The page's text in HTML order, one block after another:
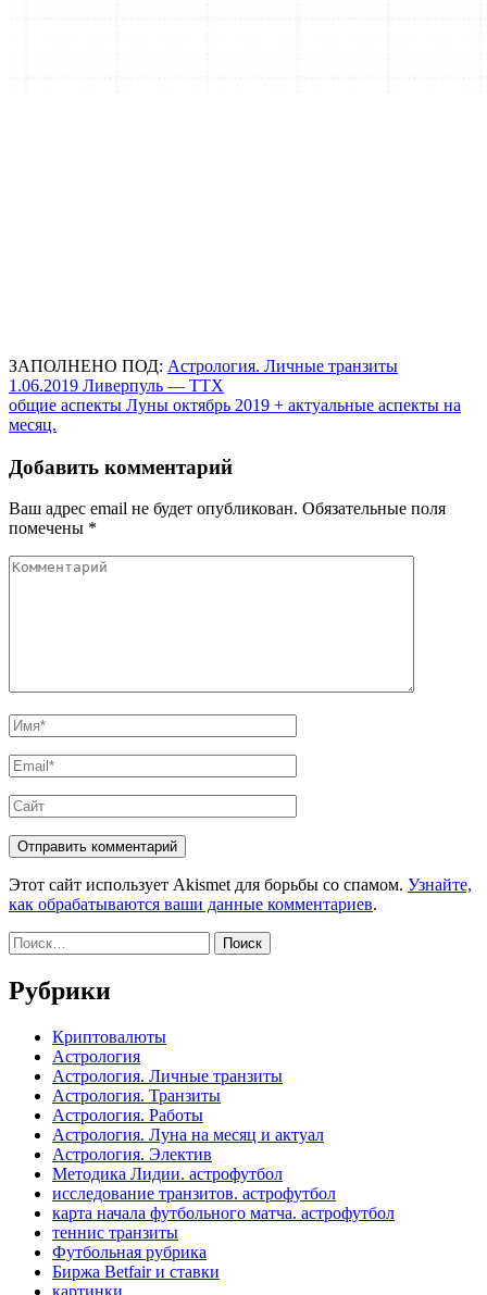
ЗАПОЛНЕНО ПОД: Астрология. Личные транзиты
Навигация
по
1.06.2019 Ливерпуль — ТТХ
общие аспекты Луны октябрь 2019 + актуальные аспекты на
месяц.
Добавить комментарий
Ваш адрес email не будет опубликован. Обязательные поля
помечены *
Комментарий
Имя*
Email*
Сайт
Этот сайт использует Akismet для борьбы со спамом. Узнайте,
как обрабатываются ваши данные комментариев.
Найти:
Рубрики
Криптовалюты
Астрология
Астрология. Личные транзиты
Астрология. Транзиты
Астрология. Работы
Астрология. Луна на месяц и актуал
Астрология. Электив
Методика Лидии. астрофутбол
исследование транзитов. астрофутбол
карта начала футбольного матча. астрофутбол
теннис транзиты
Футбольная рубрика
Биржа Betfair и ставки
картинки